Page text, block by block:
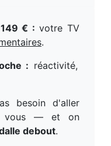
€ : votre TV
.
: réactivité,
besoin d'aller
vous — et on
debout.